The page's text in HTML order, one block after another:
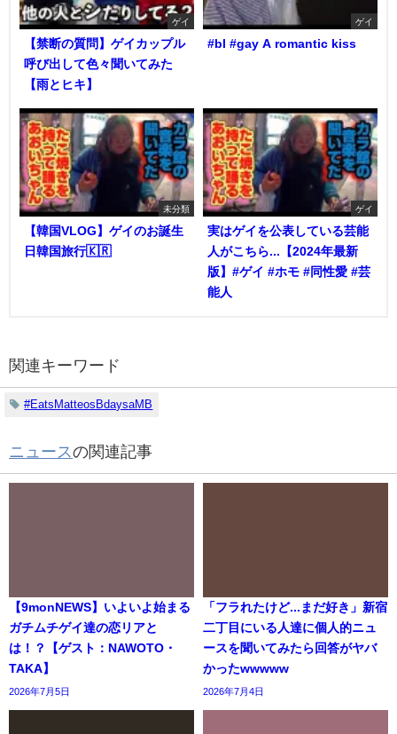
ゲイ
【禁断の質問】ゲイカップル
呼び出して色々聞いてみた
【雨とヒキ】
ゲイ
#bl #gay A romantic kiss
未分類
【韓国VLOG】ゲイのお誕生
日韓国旅行🇰🇷
ゲイ
実はゲイを公表している芸能
人がこちら...【2024年最新
版】#ゲイ #ホモ #同性愛 #芸
能人
関連キーワード
#EatsMatteosBdaysaMB
ニュースの関連記事
【9monNEWS】いよいよ始まる
ガチムチゲイ達の恋リアと
は！？【ゲスト：NAWOTO・
TAKA】
2026年7月5日
「フラれたけど...まだ好き」新宿
二丁目にいる人達に個人的ニュ
ースを聞いてみたら回答がヤバ
かったwwwww
2026年7月4日